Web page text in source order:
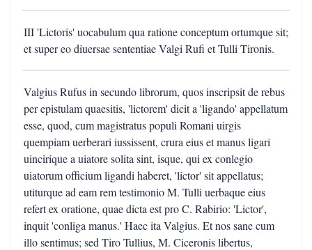
III 'Lictoris' uocabulum qua ratione conceptum ortumque sit;
et super eo diuersae sententiae Valgi Rufi et Tulli Tironis.
Valgius Rufus in secundo librorum, quos inscripsit de rebus
per epistulam quaesitis, 'lictorem' dicit a 'ligando' appellatum
esse, quod, cum magistratus populi Romani uirgis
quempiam uerberari iussissent, crura eius et manus ligari
uincirique a uiatore solita sint, isque, qui ex conlegio
uiatorum officium ligandi haberet, 'lictor' sit appellatus;
utiturque ad eam rem testimonio M. Tulli uerbaque eius
refert ex oratione, quae dicta est pro C. Rabirio: 'Lictor',
inquit 'conliga manus.' Haec ita Valgius. Et nos sane cum
illo sentimus; sed Tiro Tullius, M. Ciceronis libertus,